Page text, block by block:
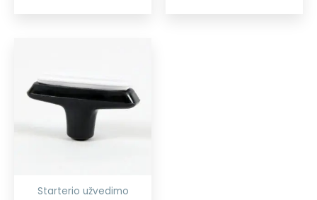
Starterio užvedimo